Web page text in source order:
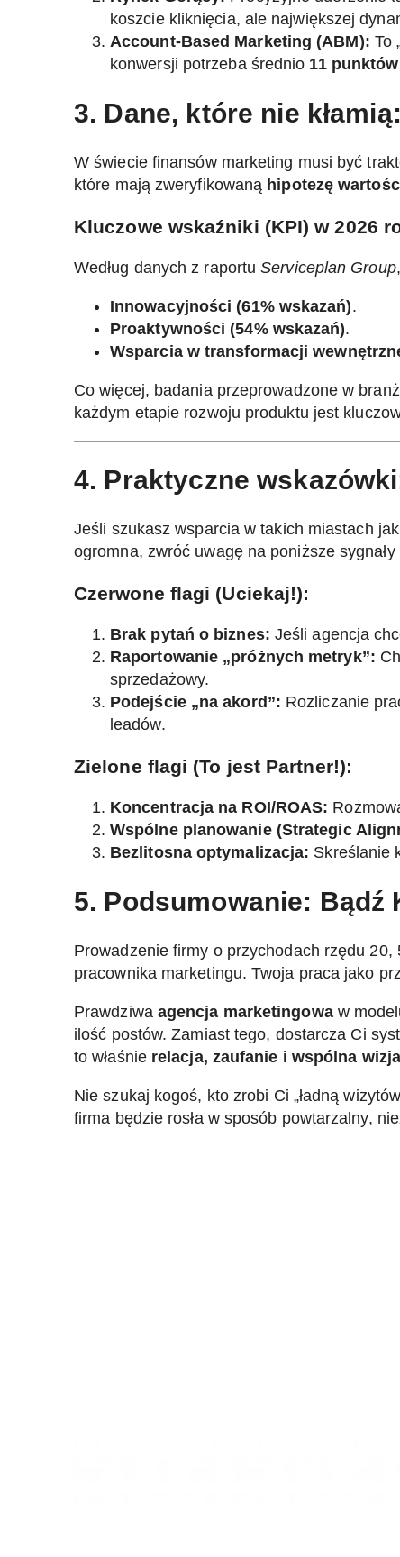
koszcie kliknięcia, ale największej
Account-Based Marketing (ABM): To
konwersji potrzeba średnio 11
3. Dane, które nie
W świecie finansów marketing musi być
które mają zweryfikowaną hipotezę
Kluczowe wskaźniki (KPI) w 2026
Według danych z raportuServiceplan Group
Innowacyjności (61% wskazań).
Proaktywności (54% wskazań).
Wsparcia w transformacji
Co więcej, badania przeprowadzone w
każdym etapie rozwoju produktu jest
4. Praktyczne
Jeśli szukasz wsparcia w takich miastach
ogromna, zwróć uwagę na poniższe
Czerwone flagi (Uciekaj!):
Brak pytań o biznes: Jeśli agencja
Raportowanie „próżnych metryk”:
sprzedażowy.
Podejście „na akord”: Rozliczanie
leadów.
Zielone flagi (To jest Partner!):
Koncentracja na ROI/ROAS:
Wspólne planowanie (Strategic
Bezlitosna optymalizacja: Skreślanie
5. Podsumowanie: Bądź
Prowadzenie firmy o przychodach rzędu
pracownika marketingu. Twoja praca jako
Prawdziwa agencja marketingowaw
ilość postów. Zamiast tego, dostarcza Ci
to właśnie relacja, zaufanie i wspólna
Nie szukaj kogoś, kto zrobi Ci „ładną
firma będzie rosła w sposób powtarzalny,